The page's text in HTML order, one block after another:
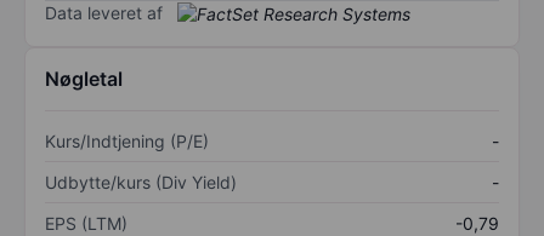
Data leveret af
Nøgletal
Kurs/Indtjening (P/E)
-
Udbytte/kurs (Div Yield)
-
EPS (LTM)
-0,79